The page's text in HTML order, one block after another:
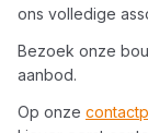
ons volledige
Bezoek onze
aanbod.
Op onze